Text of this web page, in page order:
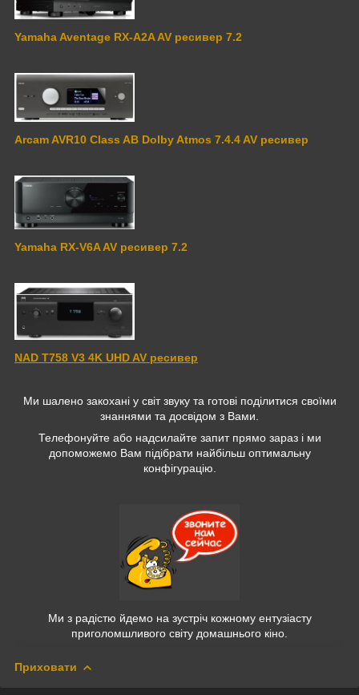
Yamaha Aventage RX-A2A AV ресивер 7.2
Arcam AVR10 Class AB Dolby Atmos 7.4.4 AV ресивер
Yamaha RX-V6A AV ресивер 7.2
NAD T758 V3 4K UHD AV ресивер
Ми шалено закохані у світ звуку та готові поділитися своїми
знаннями та досвідом з Вами.
Телефонуйте або надсилайте запит прямо зараз і ми
допоможемо Вам підібрати найбільш оптимальну
конфігурацію.
Ми з радістю йдемо на зустріч кожному ентузіасту
приголомшливого світу домашнього кіно.
Приховати